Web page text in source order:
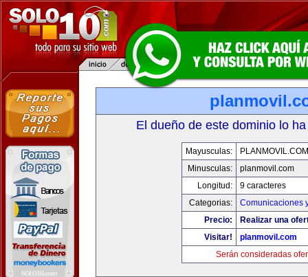
El dueño de este dominio lo
Mayusculas:
PLANMOVIL.COM
Minusculas:
planmovil.com
Longitud:
9 caracteres
Categorias:
Comunicaciones
Precio:
Realizar una
Visitar!
planmovil.com
Serán consideradas